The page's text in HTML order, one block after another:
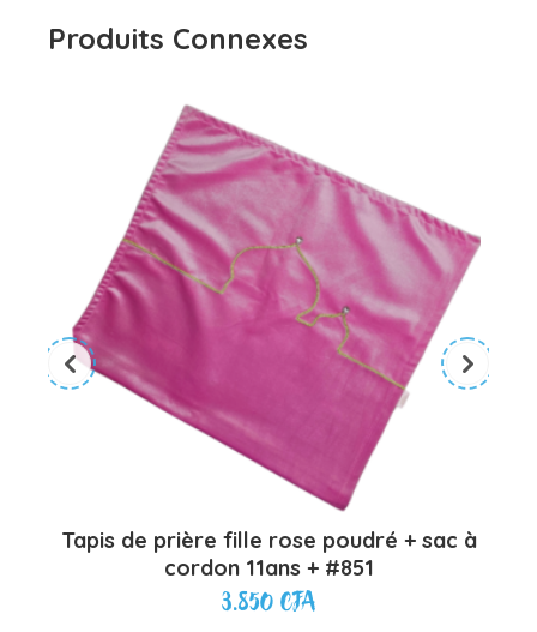
Produits Connexes
Tapis de prière fille rose poudré + sac à
cordon 11ans + #851
3.850 CFA